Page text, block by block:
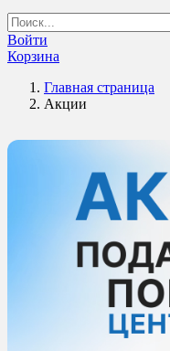
Войти
Корзина
Главная страница
Акции